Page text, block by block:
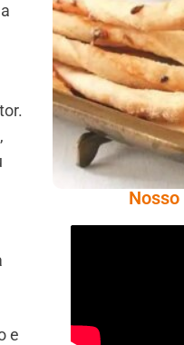
e
Palitinhos
E